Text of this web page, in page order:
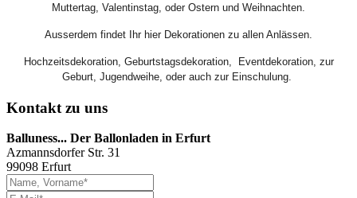
Muttertag, Valentinstag, oder Ostern und Weihnachten.
Ausserdem findet Ihr hier Dekorationen zu allen Anlässen.
Hochzeitsdekoration, Geburtstagsdekoration, Eventdekoration, zur
Geburt, Jugendweihe, oder auch zur Einschulung.
Kontakt zu uns
Balluness... Der Ballonladen in Erfurt
Azmannsdorfer Str. 31
99098 Erfurt